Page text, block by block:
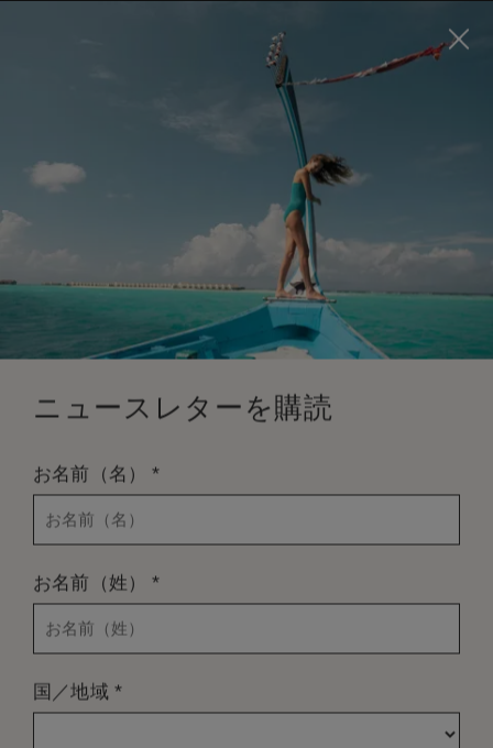
to enhance your experience
and make your visit easier and more comfortable.
今すぐ予約
無料キャンセル
ニュースレターを購読
お名前（名）*
お名前（姓）*
国／地域 *